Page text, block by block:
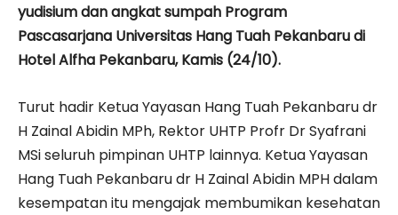
yudisium dan angkat sumpah Program
Pascasarjana Universitas Hang Tuah Pekanbaru di
Hotel Alfha Pekanbaru, Kamis (24/10).
Turut hadir Ketua Yayasan Hang Tuah Pekanbaru dr
H Zainal Abidin MPh, Rektor UHTP Profr Dr Syafrani
MSi seluruh pimpinan UHTP lainnya. Ketua Yayasan
Hang Tuah Pekanbaru dr H Zainal Abidin MPH dalam
kesempatan itu mengajak membumikan kesehatan